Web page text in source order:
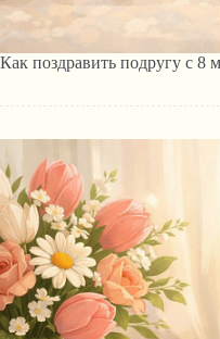
Как поздравить подругу с 8